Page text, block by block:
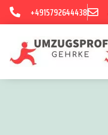
+4915792644438